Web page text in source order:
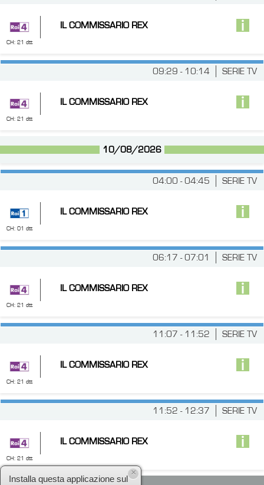
CH: 21 dtt
IL COMMISSARIO REX
SERIE TV
09:29 - 10:14
CH: 21 dtt
IL COMMISSARIO REX
10/08/2026
SERIE TV
04:00 - 04:45
CH: 01 dtt
IL COMMISSARIO REX
SERIE TV
06:17 - 07:01
CH: 21 dtt
IL COMMISSARIO REX
SERIE TV
11:07 - 11:52
CH: 21 dtt
IL COMMISSARIO REX
SERIE TV
11:52 - 12:37
CH: 21 dtt
IL COMMISSARIO REX
Installa questa applicazione sul
×